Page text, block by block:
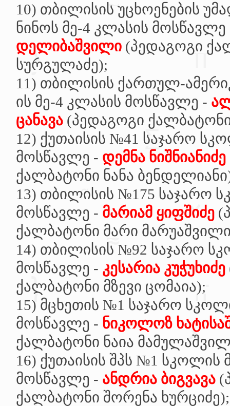
10) თბილისის უცხოენების
ნინოს მე-4 კლასის
დელიბაშვილი (პედაგოგი
სურგულაძე);
11) თბილისის ქართულ-
ის მე-4 კლასის მოსწავლე -
ცანავა (პედაგოგი
12) ქუთაისის №41 საჯარო
მოსწავლე - დემნა ნიშნიანიძე
ქალბატონი ნანა
13) თბილისის №175 საჯარო
მოსწავლე - მარიამ ყიფშიძე
ქალბატონი მარი
14) თბილისის №92 საჯარო
მოსწავლე - კესარია კუჭუხიძე
ქალბატონი მზევი ცომაია);
15) მცხეთის №1 საჯარო
მოსწავლე - ნიკოლოზ
ქალბატონი ნაია
16) ქუთაისის შპს №1 სკოლის
მოსწავლე - ანდრია ბიგვავა
ქალბატონი შორენა ხურციძე);